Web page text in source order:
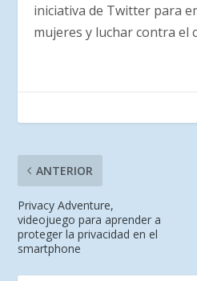
iniciativa de Twitter para
mujeres y luchar contra el
ANTERIOR
Privacy Adventure,
videojuego para aprender a
proteger la privacidad en el
smartphone